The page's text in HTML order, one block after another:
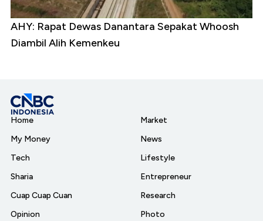
AHY: Rapat Dewas Danantara Sepakat Whoosh
Diambil Alih Kemenkeu
Home
My Money
Tech
Sharia
Cuap Cuap Cuan
Opinion
Market
News
Lifestyle
Entrepreneur
Research
Photo